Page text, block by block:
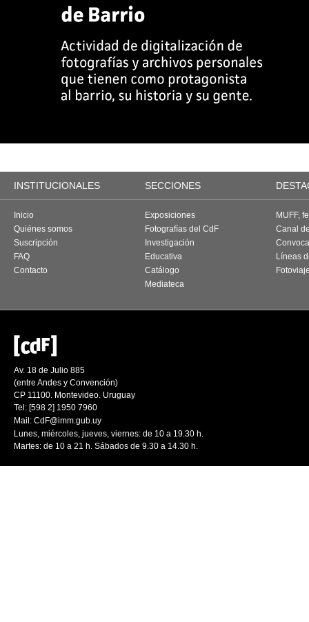
INSTITUCIONALES SECCIONES
Inicio
Quiénes somos
Suscripción
FAQ
Contacto
Exposiciones
Fotografías del CdF
Investigación
Educativa
Catálogo
Mediateca
MUFF,
Canal
Líneas
Av. 18 de Julio 885
(entre Andes y Convención)
CP 11100. Montevideo. Uruguay
Tel: [598 2] 1950 7960
Mail: CdF@imm.gub.uy
Lunes, miércoles, jueves, viernes: de 10 a 19.30 h.
Martes: de 10 a 21 h. Sábados de 9.30 a 14.30 h.